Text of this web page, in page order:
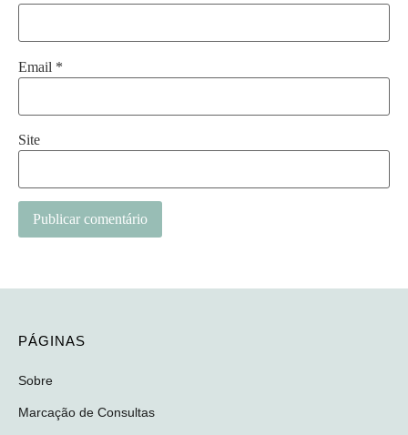
Email *
Site
PÁGINAS
Sobre
Marcação de Consultas